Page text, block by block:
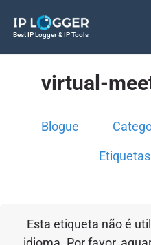
Best IP Logger & IP Tools
virtual-
Blogue